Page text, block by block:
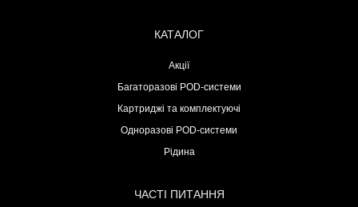
КАТАЛОГ
Акції
Багаторазові POD-системи
Картриджі та комплектуючі
Одноразові POD-системи
Рідина
ЧАСТІ ПИТАННЯ